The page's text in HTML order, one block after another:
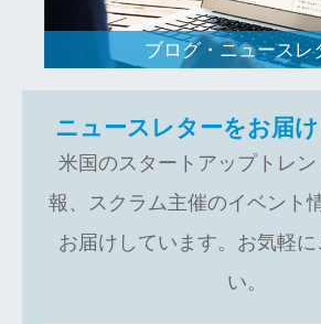
ブログ・ニュースレ
ニュースレターをお届
米国のスタートアップトレ
報、スクラム主催のイベント
お届けしています。お気軽に
い。